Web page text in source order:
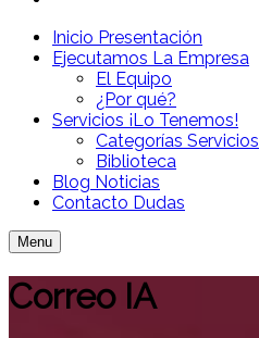
Inicio Presentación
Ejecutamos La Empresa
El Equipo
¿Por qué?
Servicios ¡Lo Tenemos!
Categorías Servicios
Biblioteca
Blog Noticias
Contacto Dudas
Menu
Correo IA